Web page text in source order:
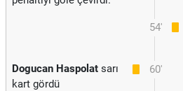
54'
60'
Dogucan Haspolat sarı
kart gördü